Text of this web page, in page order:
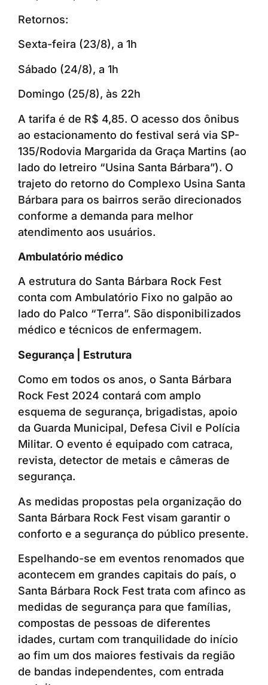
Retornos:
Sexta-feira (23/8), a 1h
Sábado (24/8), a 1h
Domingo (25/8), às 22h
A tarifa é de R$ 4,85. O acesso dos ônibus
ao estacionamento do festival será via SP-
135/Rodovia Margarida da Graça Martins (ao
lado do letreiro “Usina Santa Bárbara”). O
trajeto do retorno do Complexo Usina Santa
Bárbara para os bairros serão direcionados
conforme a demanda para melhor
atendimento aos usuários.
Ambulatório médico
A estrutura do Santa Bárbara Rock Fest
conta com Ambulatório Fixo no galpão ao
lado do Palco “Terra”. São disponibilizados
médico e técnicos de enfermagem.
Segurança | Estrutura
Como em todos os anos, o Santa Bárbara
Rock Fest 2024 contará com amplo
esquema de segurança, brigadistas, apoio
da Guarda Municipal, Defesa Civil e Polícia
Militar. O evento é equipado com catraca,
revista, detector de metais e câmeras de
segurança.
As medidas propostas pela organização do
Santa Bárbara Rock Fest visam garantir o
conforto e a segurança do público presente.
Espelhando-se em eventos renomados que
acontecem em grandes capitais do país, o
Santa Bárbara Rock Fest trata com afinco as
medidas de segurança para que famílias,
compostas de pessoas de diferentes
idades, curtam com tranquilidade do início
ao fim um dos maiores festivais da região
de bandas independentes, com entrada